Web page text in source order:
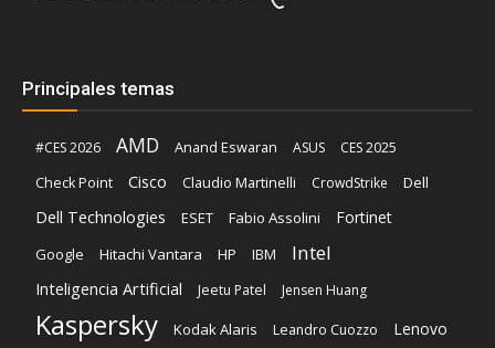
Principales temas
#CES 2026 AMD Anand Eswaran ASUS
CES 2025
Check Point
Cisco Claudio Martinelli CrowdStrike Dell
Dell Technologies ESET Fabio Assolini Fortinet
Google Hitachi Vantara HP IBM Intel
Inteligencia Artificial Jeetu Patel Jensen Huang
Kaspersky Kodak Alaris Leandro Cuozzo Lenovo